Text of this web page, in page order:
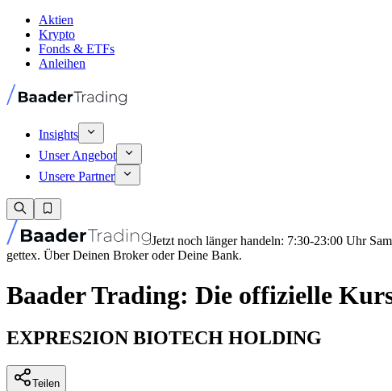
Aktien
Krypto
Fonds & ETFs
Anleihen
Insights
Unser Angebot
Unsere Partner
Jetzt noch länger handeln: 7:30-23:00 Uhr
gettex. Über Deinen Broker oder Deine Bank.
Baader Trading: Die offizielle
EXPRES2ION BIOTECH HOLDING
Teilen